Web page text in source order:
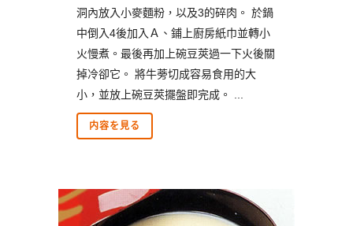
洞內放入小麥麵粉，以及3的碎肉。 於鍋
中倒入4後加入Ａ、鋪上廚房紙巾並轉小
火慢煮。最後再加上碗豆莢過一下火後關
掉冷卻它。 將牛蒡切成容易食用的大
小，並放上碗豆莢擺盤即完成。 ...
内容を見る